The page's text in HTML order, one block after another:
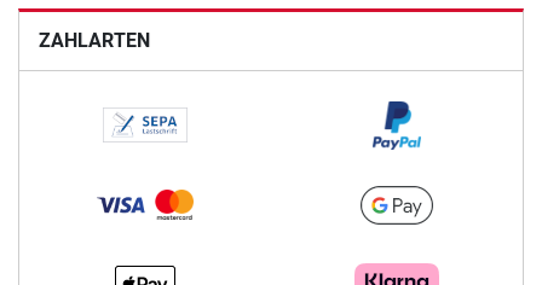
ZAHLARTEN